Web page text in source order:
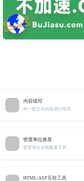
内容续写
对一段文本内容进行续写
密度单位换算
密度单位在线换算工具
HTML/ASP互转工具